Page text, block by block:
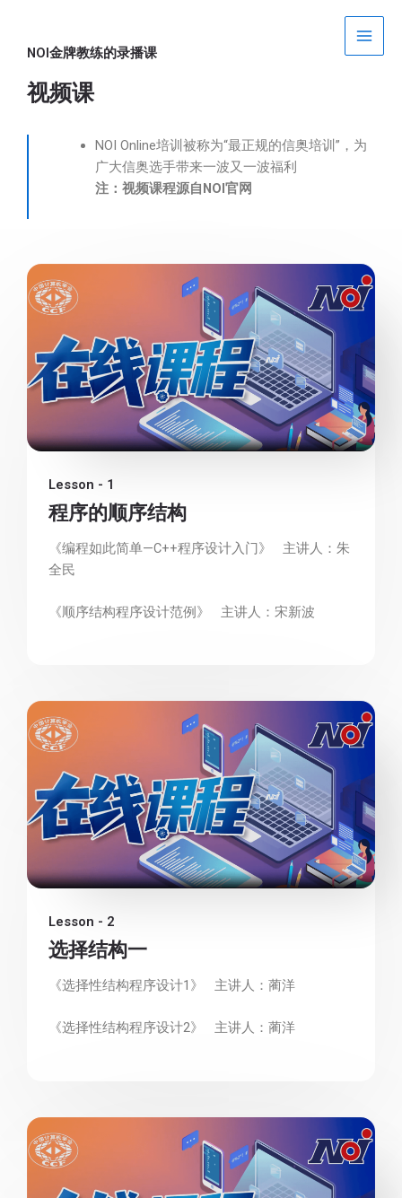
Main
NOI金牌教练的录播课
视频课
NOI Online培训被称为“最正规的信奥培训”，为
广大信奥选手带来一波又一波福利
注：视频课程源自NOI官网
Lesson - 1
程序的顺序结构
《编程如此简单—C++程序设计入门》 主讲人：朱
全民
《顺序结构程序设计范例》 主讲人：宋新波
Lesson - 2
选择结构一
《选择性结构程序设计1》 主讲人：蔺洋
《选择性结构程序设计2》 主讲人：蔺洋